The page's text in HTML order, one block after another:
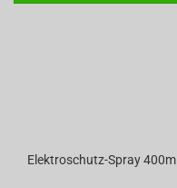
Elektroschutz-Spray 400ml